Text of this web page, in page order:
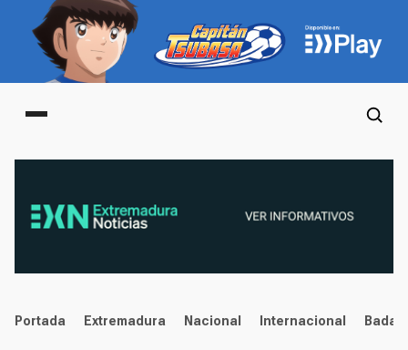
Main menu
noticias
Portada Extremadura Nacional Internacional